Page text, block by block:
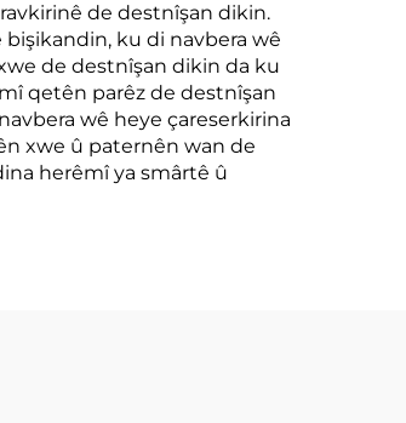
de destnîşan dikin.
ku di navbera wê
de destnîşan dikin da ku
qetên parêz de destnîşan
wê heye çareserkirina
xwe û paternên wan de
herêmî ya smârtê û